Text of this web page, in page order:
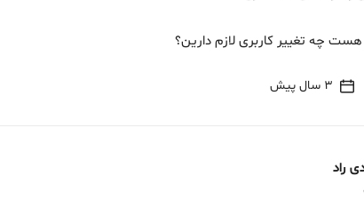
چه تغییر کاربری لازم دارین؟
3 سال پیش
راد